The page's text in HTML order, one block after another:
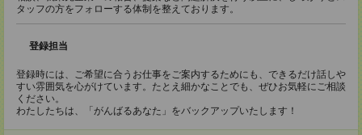
タッフの方をフォローする体制を整えております。
登録担当
登録時には、ご希望に合うお仕事をご案内するためにも、できるだけ話しや
すい雰囲気を心がけています。たとえ細かなことでも、ぜひお気軽にご相談
ください。
わたしたちは、「がんばるあなた」をバックアップいたします！